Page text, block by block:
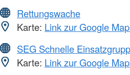
Rettungswache
Karte: Link zur Google
SEG Schnelle
Karte: Link zur Google